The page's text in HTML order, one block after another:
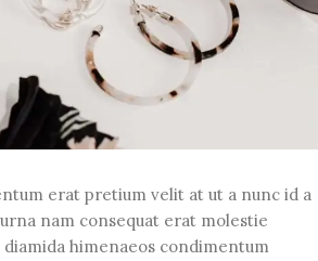
erat pretium velit at ut a nunc id a
nam consequat erat molestie
himenaeos condimentum